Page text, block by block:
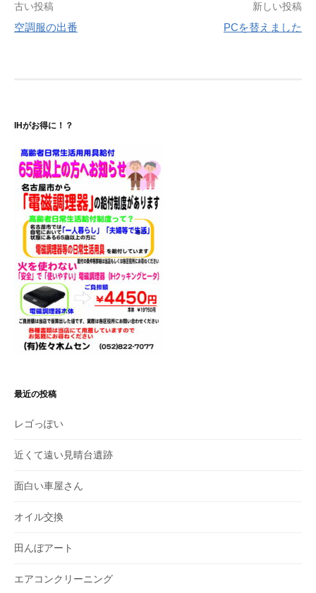
投
稿
シ
ョ
ン
古い投稿
空調服の出番
新しい投稿
PCを替えました
IHがお得に！？
最近の投稿
レゴっぽい
近くて遠い見晴台遺跡
面白い車屋さん
オイル交換
田んぼアート
エアコンクリーニング